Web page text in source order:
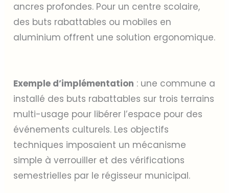
ancres profondes. Pour un centre scolaire,
des buts rabattables ou mobiles en
aluminium offrent une solution ergonomique.
Exemple d’implémentation : une commune a
installé des buts rabattables sur trois terrains
multi-usage pour libérer l’espace pour des
événements culturels. Les objectifs
techniques imposaient un mécanisme
simple à verrouiller et des vérifications
semestrielles par le régisseur municipal.